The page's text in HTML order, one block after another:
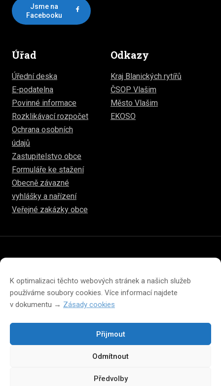
K optimalizaci těchto webových stránek a našich služeb
používáme soubory cookies. Více informací najdete
v dokumentu → Zásady cookies
Přijmout
Odmítnout
Předvolby
Jsme na
Facebooku
Úřad
Úřední deska
E-podatelna
Povinné informace
Rozklikávací rozpočet
Ochrana osobních
údajů
Zastupitelstvo obce
Formuláře ke stažení
Obecně závazné
vyhlášky a nařízení
Veřejné zakázky obce
Odkazy
Kraj Blanických rytířů
ČSOP Vlašim
Město Vlašim
EKOSO
Prohlášení o přístupnosti
Prohlášení o ochraně soukromí
Zásady cookies (EU)
Změna velikosti písma na webu